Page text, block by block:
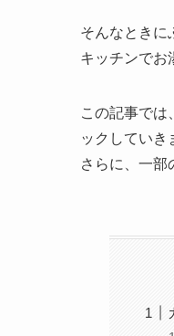
そんなときに
キッチンでお
この記事では
ックしていき
さらに、一部